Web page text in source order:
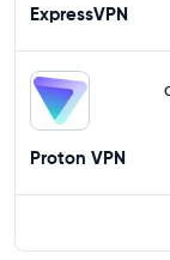
ExpressVPN
Proton VPN